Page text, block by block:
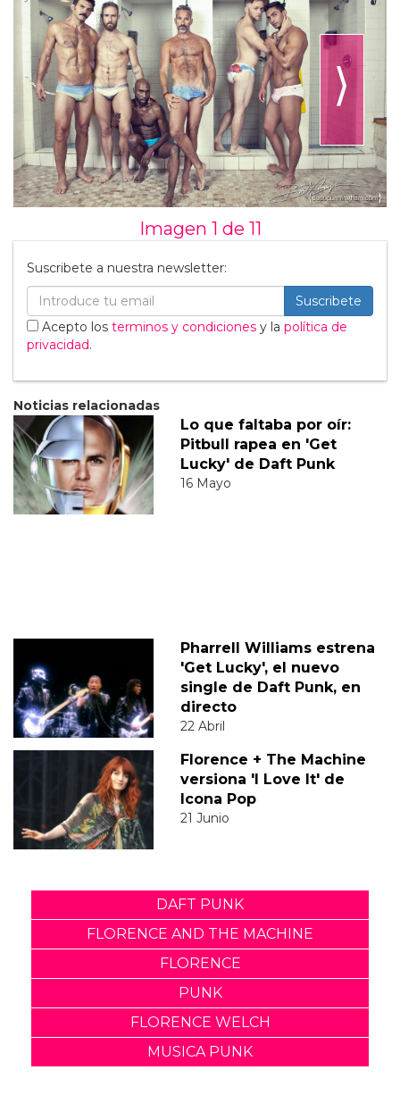
⟩
Imagen 1 de 11
Suscribete a nuestra newsletter:
Suscribete
Acepto los terminos y condiciones y la política de
privacidad.
Noticias relacionadas
Lo que faltaba por oír:
Pitbull rapea en 'Get
Lucky' de Daft Punk
16 Mayo
Pharrell Williams estrena
'Get Lucky', el nuevo
single de Daft Punk, en
directo
22 Abril
Florence + The Machine
versiona 'I Love It' de
Icona Pop
21 Junio
DAFT PUNK
FLORENCE AND THE MACHINE
FLORENCE
PUNK
FLORENCE WELCH
MUSICA PUNK